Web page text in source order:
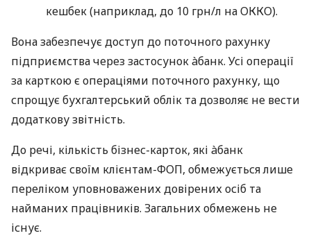
кешбек (наприклад, до 10 грн/л на ОККО).
Вона забезпечує доступ до поточного рахунку
підприємства через застосунок àбанк. Усі операції
за карткою є операціями поточного рахунку, що
спрощує бухгалтерський облік та дозволяє не вести
додаткову звітність.
До речі, кількість бізнес-карток, які àбанк
відкриває своїм клієнтам-ФОП, обмежується лише
переліком уповноважених довірених осіб та
найманих працівників. Загальних обмежень не
існує.